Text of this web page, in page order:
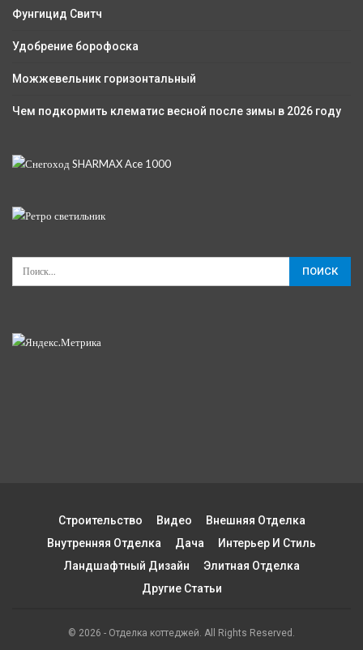
Фунгицид Свитч
Удобрение борофоска
Можжевельник горизонтальный
Чем подкормить клематис весной после зимы в 2026 году
Строительство Видео
Внешняя Отделка
Внутренняя Отделка
Дача
Интерьер И Стиль
Ландшафтный Дизайн
Элитная Отделка
Другие Статьи
© 2026 - Отделка коттеджей. All Rights Reserved.